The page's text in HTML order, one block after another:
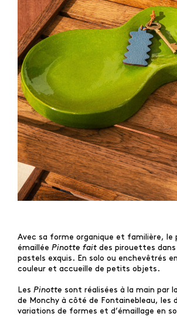
Avec sa forme organique et familière, le
émaillée Pinotte fait des pirouettes
pastels exquis. En solo ou enchevêtrés
couleur et accueille de petits objets.
Les Pinotte sont réalisées à la main par
de Monchy à côté de Fontainebleau, les
variations de formes et d’émaillage en